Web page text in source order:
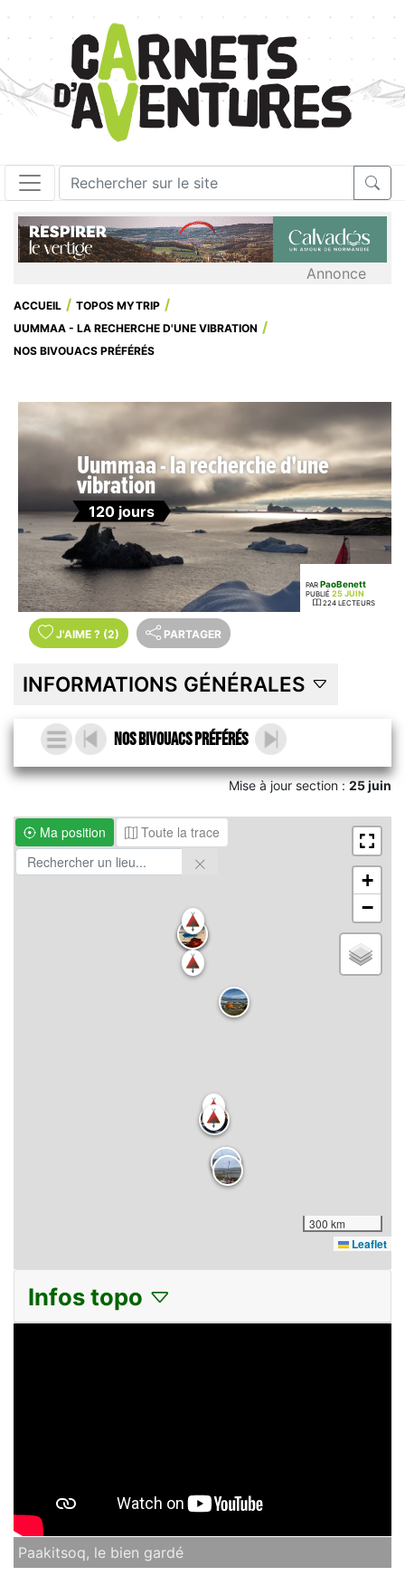
Annonce
ACCUEIL
TOPOS MYTRIP
UUMMAA - LA RECHERCHE D'UNE VIBRATION
NOS BIVOUACS PRÉFÉRÉS
Uummaa - la recherche d'une
vibration
120 jours
PAR PaoBenett
PUBLIÉ 25 JUIN
224 LECTEURS
J'AIME ? (2) PARTAGER
INFORMATIONS GÉNÉRALES
Nos bivouacs préférés
Mise à jour section :25 juin
Ma position Toute la trace
+
−
300 km
Leaflet
Infos topo
Paakitsoq, le bien gardé